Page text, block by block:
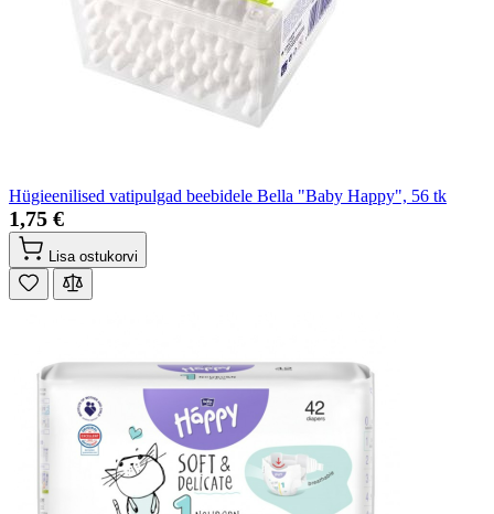
Hügieenilised vatipulgad beebidele Bella "Baby Happy", 56 tk
1,75 €
Lisa ostukorvi